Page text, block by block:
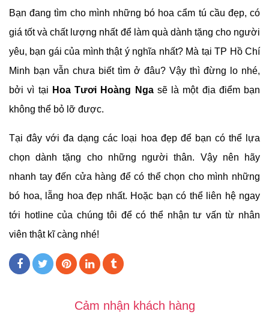
Bạn đang tìm cho mình những bó hoa cẩm tú cầu đẹp, có
giá tốt và chất lượng nhất để làm quà dành tặng cho người
yêu, bạn gái của mình thật ý nghĩa nhất? Mà tại TP Hồ Chí
Minh bạn vẫn chưa biết tìm ở đâu? Vậy thì đừng lo nhé,
bởi vì tại Hoa Tươi Hoàng Nga sẽ là một địa điểm bạn
không thể bỏ lỡ được.
Tại đây với đa dạng các loại hoa đẹp để bạn có thể lựa
chọn dành tặng cho những người thân. Vậy nên hãy
nhanh tay đến cửa hàng để có thể chọn cho mình những
bó hoa, lẵng hoa đẹp nhất. Hoặc bạn có thể liên hệ ngay
tới hotline của chúng tôi để có thể nhận tư vấn từ nhân
viên thật kĩ càng nhé!
Cảm nhận khách hàng